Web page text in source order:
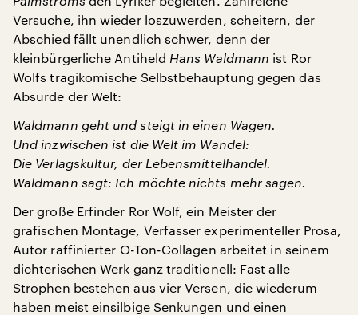
Versuche, ihn wieder loszuwerden, scheitern, der
Abschied fällt unendlich schwer, denn der
kleinbürgerliche Antiheld Hans Waldmann ist Ror
Wolfs tragikomische Selbstbehauptung gegen das
Absurde der Welt:
Waldmann geht und steigt in einen Wagen.
Und inzwischen ist die Welt im Wandel:
Die Verlagskultur, der Lebensmittelhandel.
Waldmann sagt: Ich möchte nichts mehr sagen.
Der große Erfinder Ror Wolf, ein Meister der
grafischen Montage, Verfasser experimenteller Prosa,
Autor raffinierter O-Ton-Collagen arbeitet in seinem
dichterischen Werk ganz traditionell: Fast alle
Strophen bestehen aus vier Versen, die wiederum
haben meist einsilbige Senkungen und einen